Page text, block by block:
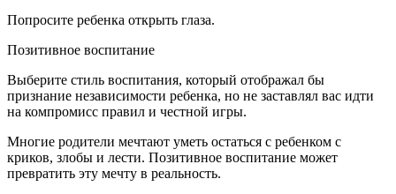
Попросите ребенка открыть глаза.
Позитивное воспитание
Выберите стиль воспитания, который отображал бы
признание независимости ребенка, но не заставлял вас идти
на компромисс правил и честной игры.
Многие родители мечтают уметь остаться с ребенком с
криков, злобы и лести. Позитивное воспитание может
превратить эту мечту в реальность.